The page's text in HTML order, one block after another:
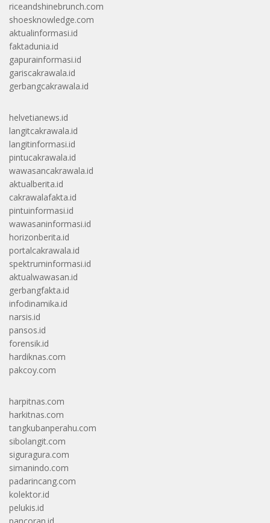
riceandshinebrunch.com
shoesknowledge.com
aktualinformasi.id
faktadunia.id
gapurainformasi.id
gariscakrawala.id
gerbangcakrawala.id
helvetianews.id
langitcakrawala.id
langitinformasi.id
pintucakrawala.id
wawasancakrawala.id
aktualberita.id
cakrawalafakta.id
pintuinformasi.id
wawasaninformasi.id
horizonberita.id
portalcakrawala.id
spektruminformasi.id
aktualwawasan.id
gerbangfakta.id
infodinamika.id
narsis.id
pansos.id
forensik.id
hardiknas.com
pakcoy.com
harpitnas.com
harkitnas.com
tangkubanperahu.com
sibolangit.com
siguragura.com
simanindo.com
padarincang.com
kolektor.id
pelukis.id